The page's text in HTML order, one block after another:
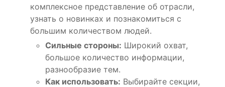
комплексное представление об отрасли,
узнать о новинках и познакомиться с
большим количеством людей.
Сильные стороны: Широкий охват,
большое количество информации,
разнообразие тем.
Как использовать: Выбирайте секции,